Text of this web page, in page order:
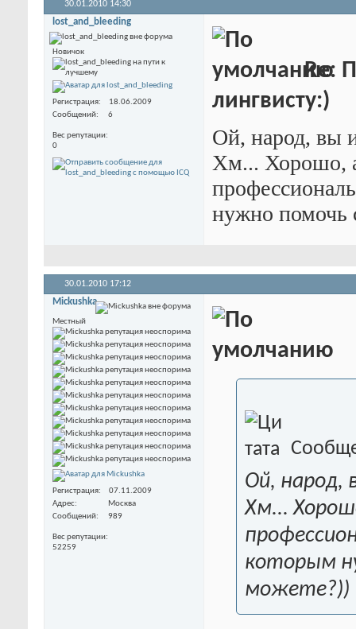
30.01.2010 14:30
lost_and_bleeding
Новичок
Регистрация
18.06.2009
Сообщений
6
Вес репутации
0
Re:
лингвисту:)
Ой, народ, вы
Хм... Хорошо, а
нужно помочь
30.01.2010 17:12
Mickushka
Местный
Регистрация
07.11.2009
Адрес
Москва
Сообщений
989
Вес репутации
52259
Ой, народ,
Хм...
которым
можете?))